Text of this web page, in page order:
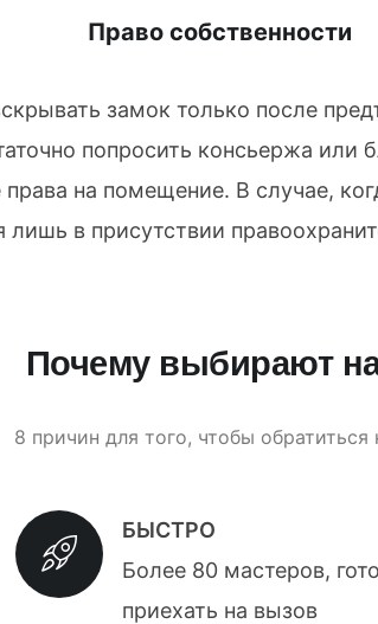
Право собственности
замок только после
попросить консьержа или
на помещение. В случае,
в присутствии
Почему выбирают
8 причин для того, чтобы обратиться
БЫСТРО
Более 80 мастеров,
приехать на вызов